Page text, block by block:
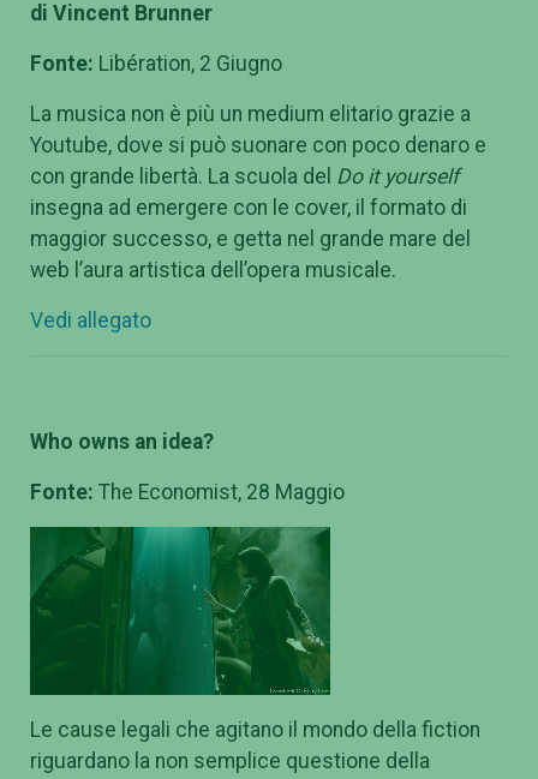
di Vincent Brunner
Fonte: Libération, 2 Giugno
La musica non è più un medium elitario grazie a
Youtube, dove si può suonare con poco denaro e
con grande libertà. La scuola del Do it yourself
insegna ad emergere con le cover, il formato di
maggior successo, e getta nel grande mare del
web l’aura artistica dell’opera musicale.
Vedi allegato
Who owns an idea?
Fonte: The Economist, 28 Maggio
Le cause legali che agitano il mondo della fiction
riguardano la non semplice questione della